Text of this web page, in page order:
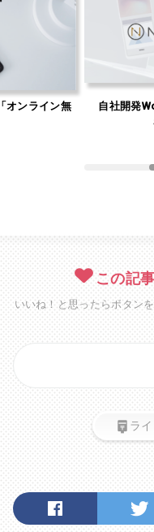
オンライン無
自社開発
この記
いいね！と思ったらボタン
ラ